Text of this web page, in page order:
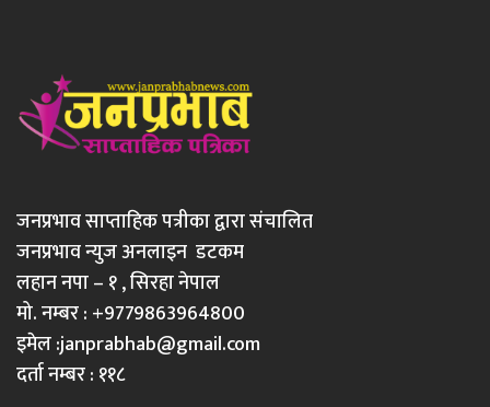
जनप्रभाव साप्ताहिक पत्रीका द्वारा संचालित
जनप्रभाव न्युज अनलाइन डटकम
लहान नपा – १ , सिरहा नेपाल
मो. नम्बर : +9779863964800
इमेल :janprabhab@gmail.com
दर्ता नम्बर : ११८